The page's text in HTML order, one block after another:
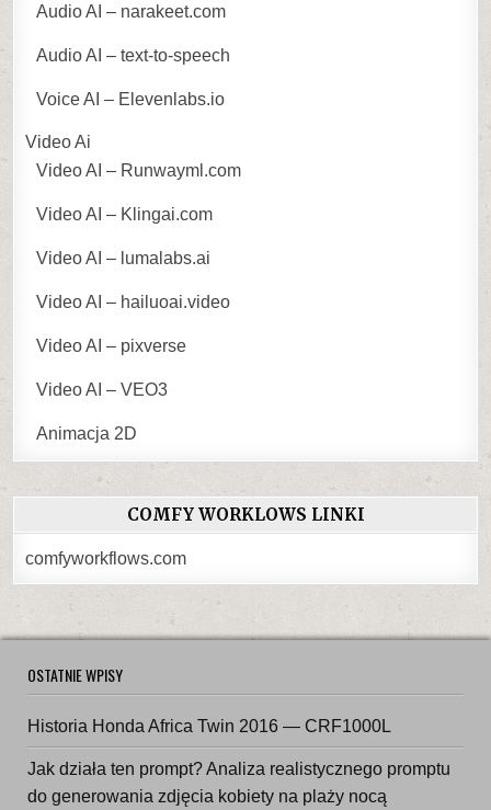
Audio AI – narakeet.com
Audio AI – text-to-speech
Voice AI – Elevenlabs.io
Video Ai
Video AI – Runwayml.com
Video AI – Klingai.com
Video AI – lumalabs.ai
Video AI – hailuoai.video
Video AI – pixverse
Video AI – VEO3
Animacja 2D
COMFY WORKLOWS LINKI
comfyworkflows.com
OSTATNIE WPISY
Historia Honda Africa Twin 2016 — CRF1000L
Jak działa ten prompt? Analiza realistycznego promptu
do generowania zdjęcia kobiety na plaży nocą